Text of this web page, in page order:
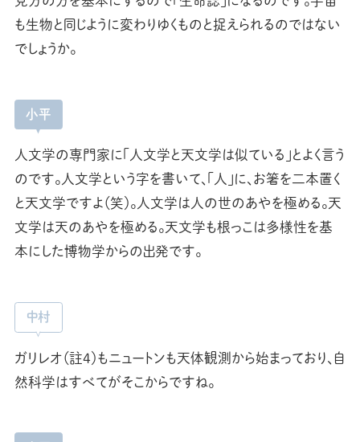
も生物と同じように変わりゆくものと捉えられるのではない
でしょうか。
小平
人文学の専門家に「人文学と天文学は似ている」とよく言う
のです。人文学という字を書いて、「人」に、お箸を二本置く
と天文学ですよ（笑）。人文学は人の世のあやを極める。天
文学は天のあやを極める。天文学も根っこは多様性を基
本にした博物学からの出発です。
中村
ガリレオ（註4）もニュートンも天体観測から始まっており、自
然科学はすべてがそこからですね。